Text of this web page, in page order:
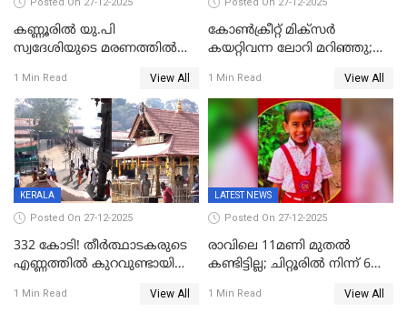
കണ്ണൂരിൽ യു.പി
സ്വദേശിയുടെ മരണത്തിൽ
കേസ്; തർക്കമുണ്ടായത്
ഫേഷ്യലിന് 300 രൂപ
ആവശ്യപ്പെട്ടതിനെച്ചൊല്ലി
1 Min Read View All
കോണ്‍ക്രീറ്റ് മിക്‌സര്‍
കയറ്റിവന്ന ലോറി മറിഞ്ഞു;
അപകടം കണ്ണൂരിൽ
1 Min Read View All
KERALA
Posted On 27-12-2025
332 കോടി! തീർത്ഥാടകരുടെ
എണ്ണത്തിൽ കുറവുണ്ടായിട്ടും
കുതിച്ചുയരുന്നു
1 Min Read View All
LATEST NEWS
Posted On 27-12-2025
രാവിലെ 11മണി മുതൽ
കണ്ടിട്ടില്ല; ചിറ്റൂരിൽ നിന്ന് 6
1 Min Read View All